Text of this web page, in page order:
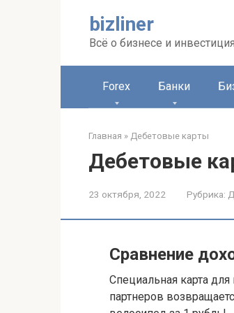
bizliner
Всё о бизнесе и
Forex Банки
Главная » Дебетовые карты
Дебетовые
23 октября, 2022 Рубрика:
Сравнение
Специальная карта
партнеров